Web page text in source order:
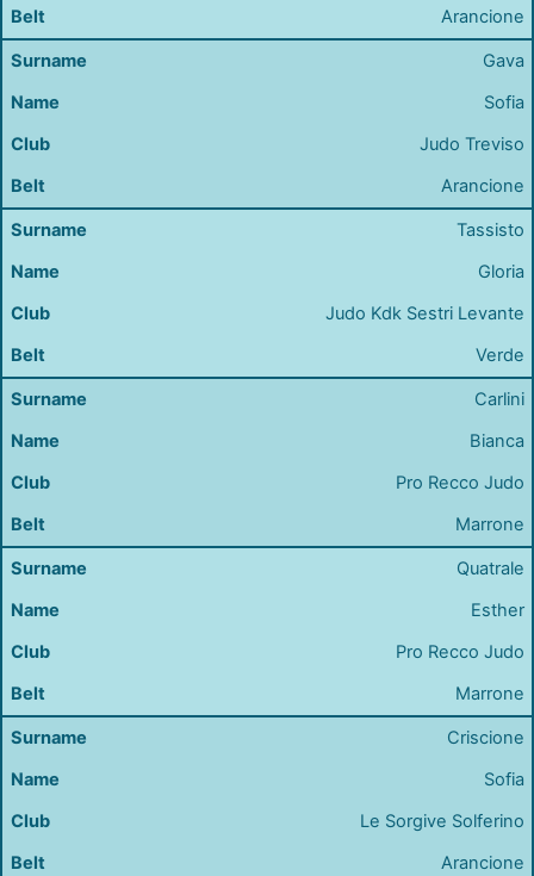
Arancione
Gava
Sofia
Judo Treviso
Arancione
Tassisto
Gloria
Judo Kdk Sestri Levante
Verde
Carlini
Bianca
Pro Recco Judo
Marrone
Quatrale
Esther
Pro Recco Judo
Marrone
Criscione
Sofia
Le Sorgive Solferino
Arancione